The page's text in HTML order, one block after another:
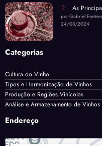
As
por Gabriel
24/08/2024
Categorias
Cultura do Vinho
Tipos e Harmonização de Vinhos
Produção e Regiões Vinícolas
Análise e Armazenamento de Vinhos
Endereço